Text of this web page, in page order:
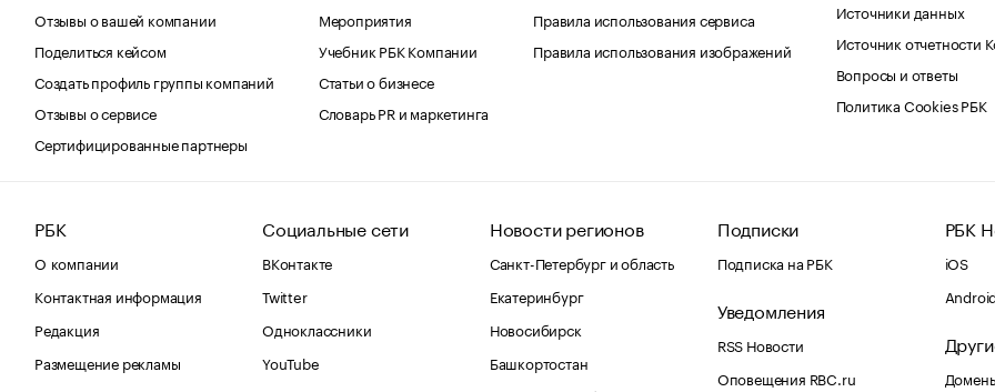
Отзывы о вашей компании
Поделиться кейсом
Создать профиль группы компаний
Отзывы о сервисе
Сертифицированные партнеры
Мероприятия
Учебник РБК Компании
Статьи о бизнесе
Словарь PR и маркетинга
Правила использования сервиса
Правила использования изображений
Источники данных
Источник отчетности
Вопросы и ответы
Политика Cookies РБК
РБК
О компании
Контактная информация
Редакция
Размещение рекламы
Социальные сети
ВКонтакте
Twitter
Одноклассники
YouTube
Новости регионов
Санкт-Петербург и область
Екатеринбург
Новосибирск
Башкортостан
Подписки
Подписка на РБК
Уведомления
RSS Новости
Оповещения RBC.ru
РБК
iOS